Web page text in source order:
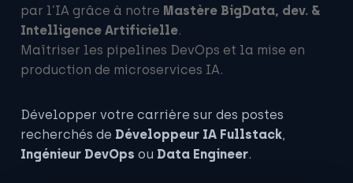
par l’IA grâce à notre Mastère BigData, dev. &
Intelligence Artificielle.
Maîtriser les pipelines DevOps et la mise en
production de microservices IA.
Développer votre carrière sur des postes
recherchés de Développeur IA Fullstack,
Ingénieur DevOps ou Data Engineer.